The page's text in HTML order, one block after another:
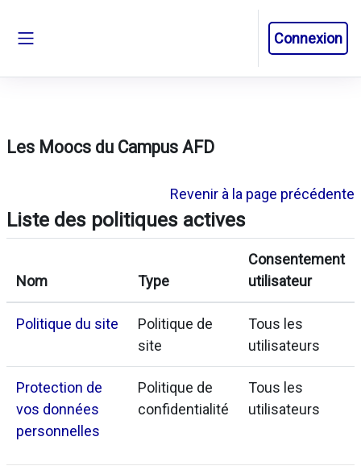
Connexion
Les Moocs du Campus AFD
Revenir à la page précédente
Liste des politiques actives
Nom Type
Consentement
utilisateur
Politique du site
Politique de
site
Tous les
utilisateurs
Protection de
vos données
personnelles
Politique de
confidentialité
Tous les
utilisateurs